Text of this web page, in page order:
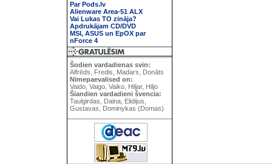
Par Pods.lv
Alienware Area-51 ALX
Vai Lukas TO zināja?
Apdrukājam CD/DVD
MSI, ASUS un EpOX par
nForce 4
Šodien vardadienas svin:
Alfrēds, Fredis, Madars, Donāts
Nimepaevalised on:
Vaido, Vaigo, Vaiko, Hiljar, Hiljo
Šiandien vardadieni švencia:
Taulgirdas, Daina, Elidijus,
Gustavas, Dominykas (Domas)